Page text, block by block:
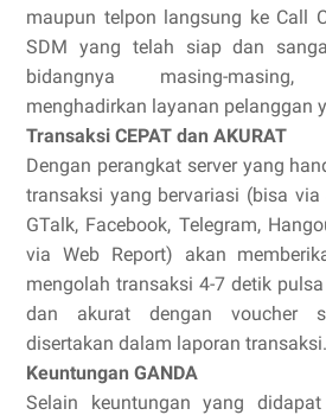
maupun telpon langsung ke Call
SDM yang telah siap dan
bidangnya masing-
menghadirkan layanan pelanggan
Transaksi CEPAT dan AKURAT
Dengan perangkat server yang
transaksi yang bervariasi (bisa via
GTalk, Facebook, Telegram,
via Web Report) akan
mengolah transaksi 4-7 detik
dan akurat dengan voucher
disertakan dalam laporan transaksi.
Keuntungan GANDA
Selain keuntungan yang